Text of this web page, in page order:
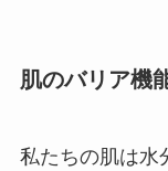
肌のバリア機
私たちの肌は水